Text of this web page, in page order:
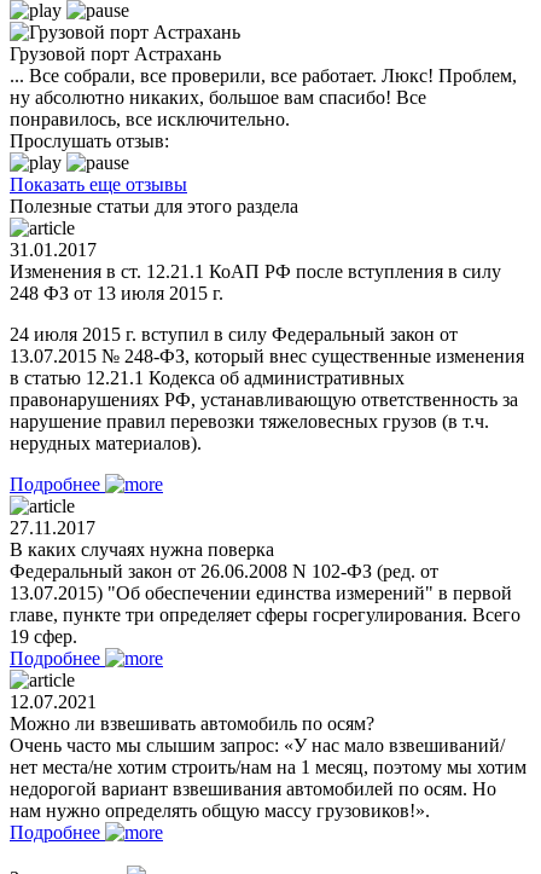
Грузовой порт Астрахань
... Все собрали, все проверили, все работает. Люкс! Проблем,
ну абсолютно никаких, большое вам спасибо! Все
понравилось, все исключительно.
Прослушать отзыв:
Показать еще отзывы
Полезные статьи для этого раздела
31.01.2017
Изменения в ст. 12.21.1 КоАП РФ после вступления в силу
248 ФЗ от 13 июля 2015 г.
24 июля 2015 г. вступил в силу Федеральный закон от
13.07.2015 № 248-ФЗ, который внес существенные изменения
в статью 12.21.1 Кодекса об административных
правонарушениях РФ, устанавливающую ответственность за
нарушение правил перевозки тяжеловесных грузов (в т.ч.
нерудных материалов).
Подробнее
27.11.2017
В каких случаях нужна поверка
Федеральный закон от 26.06.2008 N 102-ФЗ (ред. от
13.07.2015) "Об обеспечении единства измерений" в первой
главе, пункте три определяет сферы госрегулирования. Всего
19 сфер.
Подробнее
12.07.2021
Можно ли взвешивать автомобиль по осям?
Очень часто мы слышим запрос: «У нас мало взвешиваний/
нет места/не хотим строить/нам на 1 месяц, поэтому мы хотим
недорогой вариант взвешивания автомобилей по осям. Но
нам нужно определять общую массу грузовиков!».
Подробнее